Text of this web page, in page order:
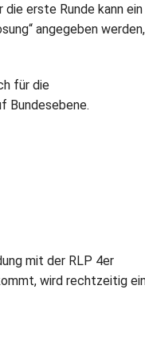
die erste Runde kann ein
angegeben
für die
Bundesebene.
mit der RLP 4er
wird rechtzeitig